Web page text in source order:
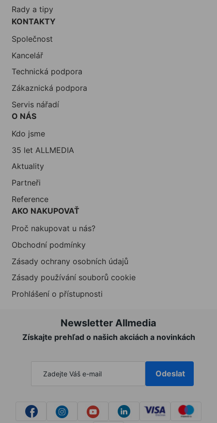
Rady a tipy
KONTAKTY
Společnost
Kancelář
Technická podpora
Zákaznická podpora
Servis nářadí
O NÁS
Kdo jsme
35 let ALLMEDIA
Aktuality
Partneři
Reference
AKO NAKUPOVAŤ
Proč nakupovat u nás?
Obchodní podmínky
Zásady ochrany osobních údajů
Zásady používání souborů cookie
Prohlášení o přístupnosti
Newsletter Allmedia
Získajte prehľad o našich akciách a novinkách
Odeslat